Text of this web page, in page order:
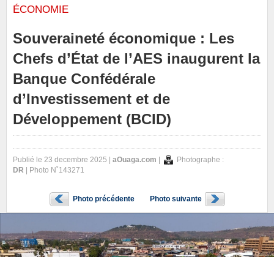
ÉCONOMIE
Souveraineté économique : Les
Chefs d’État de l’AES inaugurent la
Banque Confédérale
d’Investissement et de
Développement (BCID)
Publié le 23 decembre 2025 | aOuaga.com
Photographe :
DR | Photo N˚143271
Photo précédente Photo suivante